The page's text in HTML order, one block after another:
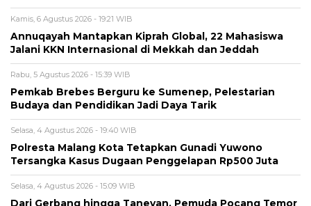
Kamis, 6 Agustus 2026 - 19:21 WIB
Annuqayah Mantapkan Kiprah Global, 22 Mahasiswa
Jalani KKN Internasional di Mekkah dan Jeddah
Rabu, 5 Agustus 2026 - 15:39 WIB
Pemkab Brebes Berguru ke Sumenep, Pelestarian
Budaya dan Pendidikan Jadi Daya Tarik
Selasa, 4 Agustus 2026 - 19:40 WIB
Polresta Malang Kota Tetapkan Gunadi Yuwono
Tersangka Kasus Dugaan Penggelapan Rp500 Juta
Selasa, 4 Agustus 2026 - 15:09 WIB
Dari Gerbang hingga Taneyan, Pemuda Pocang Temor